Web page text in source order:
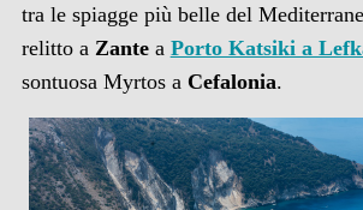
tra le spiagge più belle del
relitto a Zante a Porto Katsiki a
sontuosa Myrtos a Cefalonia.